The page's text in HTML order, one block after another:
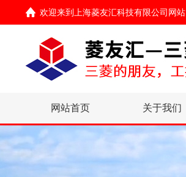
欢迎来到 上海菱友汇科技有限公司网站
网站首页 关于我们